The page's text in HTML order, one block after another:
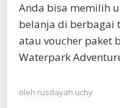
Anda bisa memilih
belanja di berbagai
atau voucher paket
Waterpark
oleh rusdayah uchy